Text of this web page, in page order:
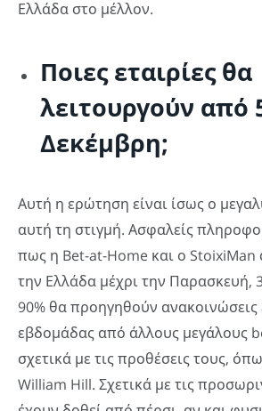
Ελλάδα στο μέλλον.
Ποιες εταιρίες θα
λειτουργούν από
Δεκέμβρη;
Αυτή η ερώτηση είναι ίσως ο
αυτή τη στιγμή. Ασφαλείς
πως η Bet-at-Home και ο
την Ελλάδα μέχρι την Παρασκευή,
90% θα προηγηθούν ανακοινώσεις
εβδομάδας από άλλους μεγάλους
σχετικά με τις προθέσεις τους,
William Hill. Σχετικά με τις